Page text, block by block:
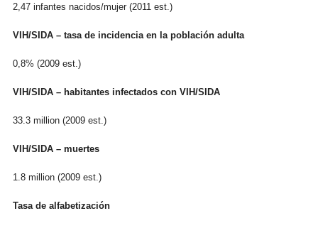
2,47 infantes nacidos/mujer (2011 est.)
VIH/SIDA – tasa de incidencia en la población adulta
0,8% (2009 est.)
VIH/SIDA – habitantes infectados con VIH/SIDA
33.3 million (2009 est.)
VIH/SIDA – muertes
1.8 million (2009 est.)
Tasa de alfabetización